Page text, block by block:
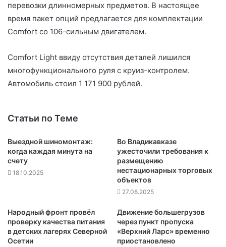
перевозки длинномерных предметов. В настоящее
время пакет опций предлагается для комплектации
Comfort со 106-сильным двигателем.
Comfort Light ввиду отсутствия деталей лишился
многофункционального руля с круиз-контролем.
Автомобиль стоил 1 171 900 рублей.
Статьи по Теме
Выездной шиномонтаж:
когда каждая минута на
счету
18.10.2025
Во Владикавказе
ужесточили требования к
размещению
нестационарных торговых
объектов
27.08.2025
Народный фронт провёл
проверку качества питания
в детских лагерях Северной
Осетии
Движение большегрузов
через пункт пропуска
«Верхний Ларс» временно
приостановлено